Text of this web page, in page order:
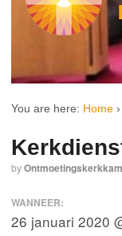
You are here: Home ›
by
WANNEER:
26 januari 2020